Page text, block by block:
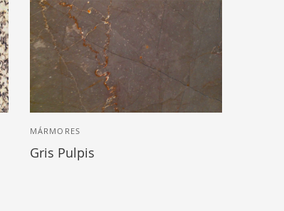
MÁRMORES
Gris Pulpis